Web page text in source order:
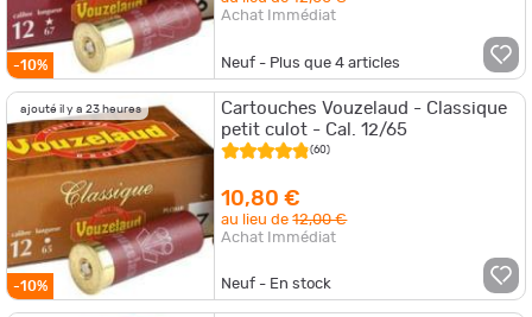
-10%
Achat Immédiat
Neuf - Plus que4 articles
ajouté il y a 23 heures
-10%
Cartouches Vouzelaud - Classique
petit culot - Cal. 12/65
(60)
10,80 €
au lieu de12,00 €
Achat Immédiat
Neuf - En stock